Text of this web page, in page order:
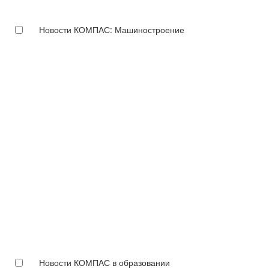
Новости КОМПАС: Машиностроение
Новости КОМПАС в образовании